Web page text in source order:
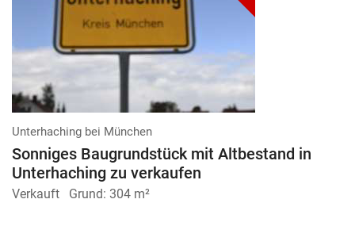
Unterhaching bei München
Sonniges Baugrundstück mit Altbestand in
Unterhaching zu verkaufen
Verkauft Grund: 304 m²